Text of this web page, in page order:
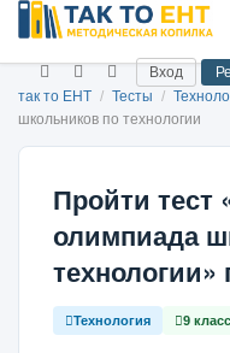
Вход
так то ЕНТ / Тесты /
школьников по технологии
Пройти тест
олимпиада
технологии»
Технология 9 класс